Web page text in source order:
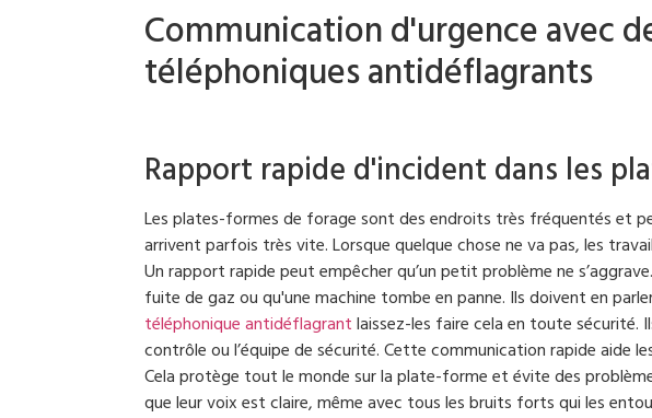
Communication d'urgence avec
téléphoniques antidéflagrants
Rapport rapide d'incident dans les
Les plates-formes de forage sont des endroits très fréquentés et
arrivent parfois très vite. Lorsque quelque chose ne va pas, les
Un rapport rapide peut empêcher qu’un petit problème ne
fuite de gaz ou qu'une machine tombe en panne. Ils doivent en
téléphonique antidéflagrantlaissez-les faire cela en toute sécurité.
contrôle ou l’équipe de sécurité. Cette communication rapide aide
Cela protège tout le monde sur la plate-forme et évite des
que leur voix est claire, même avec tous les bruits forts qui les